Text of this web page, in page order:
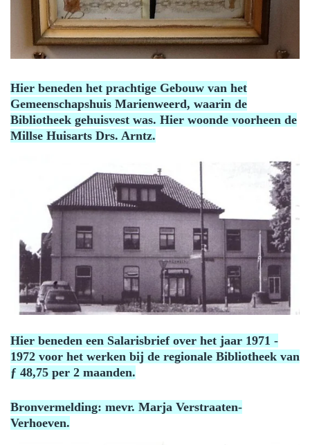
Hier beneden het prachtige Gebouw van het
Gemeenschapshuis Marienweerd, waarin de
Bibliotheek gehuisvest was. Hier woonde voorheen de
Millse Huisarts Drs. Arntz.
Hier beneden een Salarisbrief over het jaar 1971 -
1972 voor het werken bij de regionale Bibliotheek van
ƒ 48,75 per 2 maanden.
Bronvermelding: mevr. Marja Verstraaten-
Verhoeven.